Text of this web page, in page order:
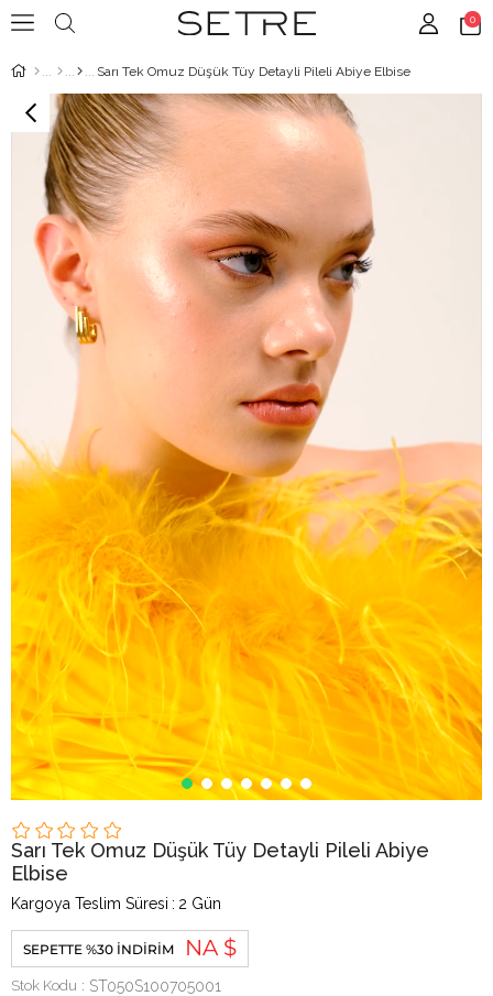
0
Sarı Tek Omuz Düşük Tüy Detayli Pileli Abiye Elbise
Sarı Tek Omuz Düşük Tüy Detayli Pileli Abiye
Elbise
Kargoya Teslim Süresi : 2 Gün
SEPETTE %30 İNDIRIM NA $
Stok Kodu ST050S100705001